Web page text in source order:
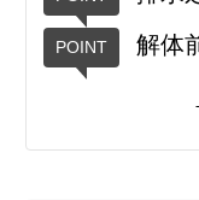
解体